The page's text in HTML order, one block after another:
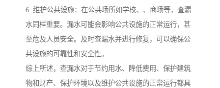
6. 维护公共设施：在公共场所如学校、、商场等，查漏
水同样重要。漏水可能会影响公共设施的正常运行，甚
至危及人员安全。及时查漏水并进行修复，可以确保公
共设施的可靠性和安全性。
综上所述，查漏水对于节约用水、降低费用、保护建筑
物和财产、保护环境以及维护公共设施的正常运行都具